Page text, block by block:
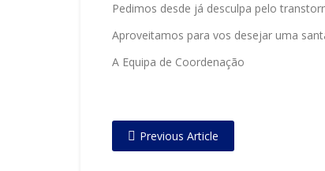
Pedimos desde já desculpa pelo
Aproveitamos para vos desejar uma
A Equipa de Coordenação
Previous Article